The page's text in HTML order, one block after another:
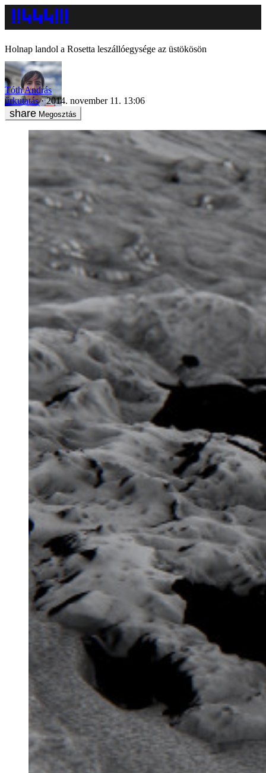
Holnap landol a Rosetta leszállóegysége az üstökösön
Tóth András
űrkutatás
2014. november 11. 13:06
Megosztás